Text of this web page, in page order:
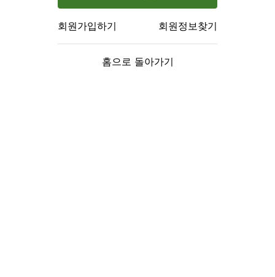
회원가입하기 회원정보찾기
홈으로 돌아가기